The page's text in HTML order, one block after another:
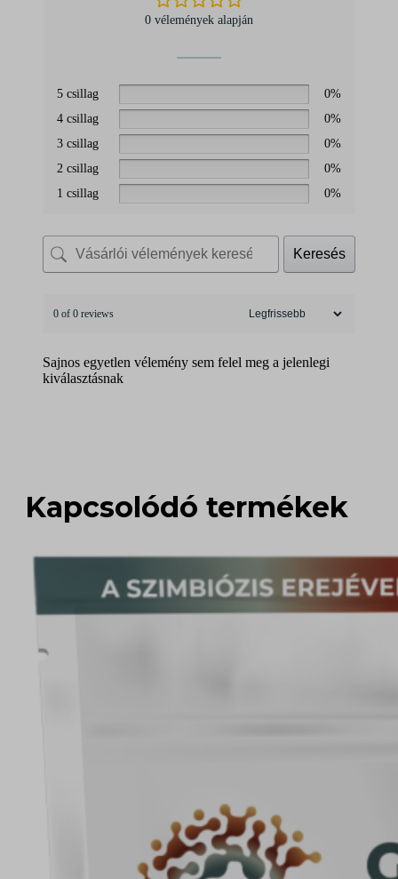
0 vélemények alapján
5 csillag
0%
4 csillag
0%
3 csillag
0%
2 csillag
0%
1 csillag
0%
Keresés
0 of 0 reviews
Sajnos egyetlen vélemény sem felel meg a jelenlegi
kiválasztásnak
Kapcsolódó termékek